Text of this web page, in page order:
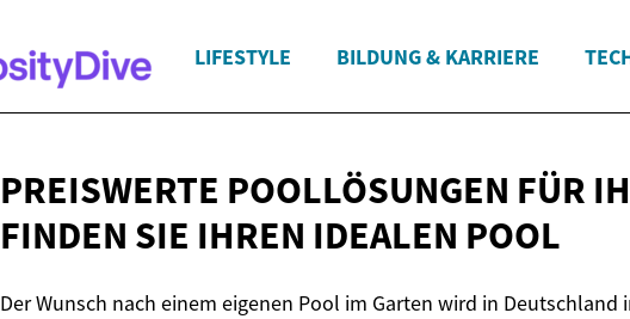
LIFESTYLE BILDUNG & KARRIERE
PREISWERTE POOLLÖSUNGEN FÜR
FINDEN SIE IHREN IDEALEN POOL
Der Wunsch nach einem eigenen Pool im Garten wird in Deutschland